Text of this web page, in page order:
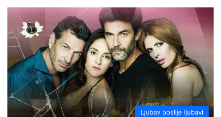
Ljubav poslije ljubavi